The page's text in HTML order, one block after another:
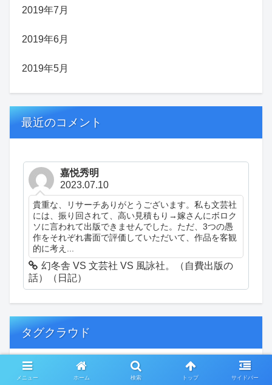
2019年7月
2019年6月
2019年5月
最近のコメント
嘉悦秀明
2023.07.10
貴重な、リサーチありがとうございます。私も文芸社
には、振り回されて、高い見積もり→嫁さんにボロク
ソに言われて出版できませんでした。ただ、3つの愚
作をそれぞれ書面で評価していただいて、作品を客観
的に考え...
幻冬舎 VS 文芸社 VS 風詠社。（自費出版の
話）（日記）
タグクラウド
創作 精神病患者の日常
メニュー ホーム 検索 トップ サイドバー